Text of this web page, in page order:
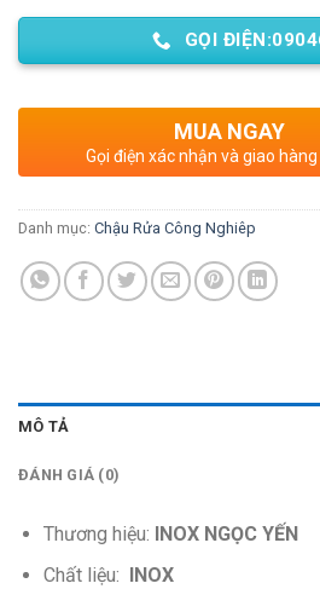
GỌI
MUA NGAY
Gọi điện xác nhận và giao
Danh mục: Chậu Rửa Công Nghiêp
MÔ TẢ
ĐÁNH GIÁ (0)
Thương hiệu: INOX NGỌC YẾN
Chất liệu: INOX